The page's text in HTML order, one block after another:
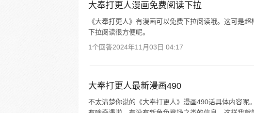
大奉打更人漫画免费阅读下拉
《大奉打更人》有漫画可以免费下拉阅读哦。这可是
下拉阅读很方便呢。
1个回答2024年11月03日 04:17
大奉打更人最新漫画490
不太清楚你说的《大奉打更人》漫画490话具体内容呢